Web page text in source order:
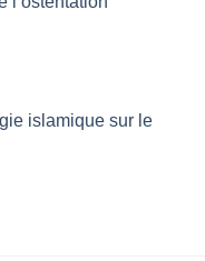
islamique sur le